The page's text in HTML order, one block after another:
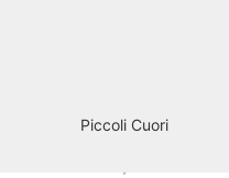
Piccoli Cuori